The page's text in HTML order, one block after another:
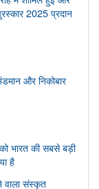
2025 प्रदान
और निकोबार
भारत की सबसे बड़ी
है
वाला संस्कृत